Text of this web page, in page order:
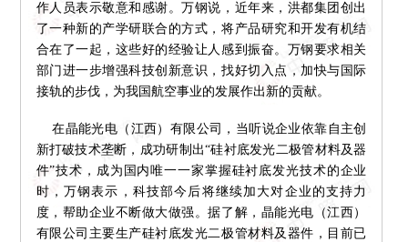
作人员表示敬意和感谢。万钢说，近年来，洪都集团创出
了一种新的产学研联合的方式，将产品研究和开发有机结
合在了一起，这些好的经验让人感到振奋。万钢要求相关
部门进一步增强科技创新意识，找好切入点，加快与国际
接轨的步伐，为我国航空事业的发展作出新的贡献。
在晶能光电（江西）有限公司，当听说企业依靠自主创
新打破技术垄断，成功研制出“硅衬底发光二极管材料及器
件”技术，成为国内唯一一家掌握硅衬底发光技术的企业
时，万钢表示，科技部今后将继续加大对企业的支持力
度，帮助企业不断做大做强。据了解，晶能光电（江西）
有限公司主要生产硅衬底发光二极管材料及器件，目前已